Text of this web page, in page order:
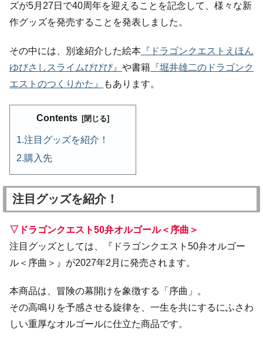
ズが5月27日で40周年を迎えることを記念して、様々な新
作グッズを発売することを発表しました。
その中には、別途紹介した絵本 『ドラゴンクエストえほん
ゆびさしスライムぴぴぴ』 や書籍 『堀井雄二のドラゴンク
エストのつくりかた』
もあります。
Contents
注目グッズを紹介！
購入先
注目グッズを紹介！
▽ドラゴンクエスト50弁オルゴール＜序曲＞
注目グッズとしては、『ドラゴンクエスト50弁オルゴー
ル＜序曲＞』が2027年2月に発売されます。
本商品は、冒険の幕開けを象徴する「序曲」。
その高鳴りを予感させる旋律を、一生を共にするにふさわ
しい重厚なオルゴールに仕立た商品です。